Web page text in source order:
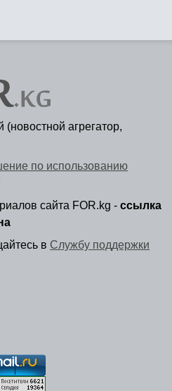
агрегатор,
по использованию
сайта FOR.kg - ссылка
в Службу поддержки